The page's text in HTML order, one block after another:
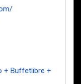
+ Buffetlibre +